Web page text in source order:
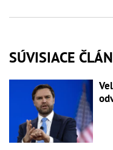
SÚVISIACE